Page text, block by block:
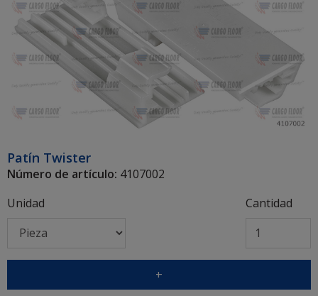
Patín Twister
Número de artículo: 4107002
Unidad
Cantidad
+